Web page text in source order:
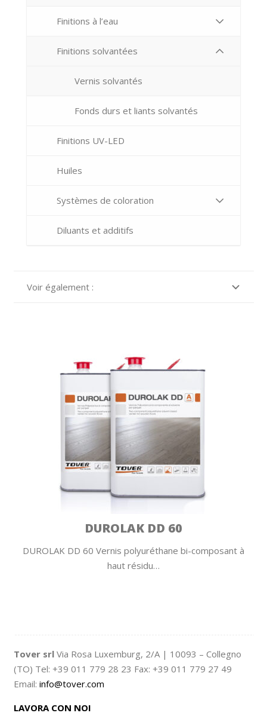
Finitions à l’eau
Finitions solvantées
Vernis solvantés
Fonds durs et liants solvantés
Finitions UV-LED
Huiles
Systèmes de coloration
Diluants et additifs
Voir également :
DUROLAK DD 60
DUROLAK DD 60 Vernis polyuréthane bi-composant à
haut résidu…
Tover srl Via Rosa Luxemburg, 2/A | 10093 – Collegno
(TO) Tel: +39 011 779 28 23 Fax: +39 011 779 27 49
Email: info@tover.com
LAVORA CON NOI